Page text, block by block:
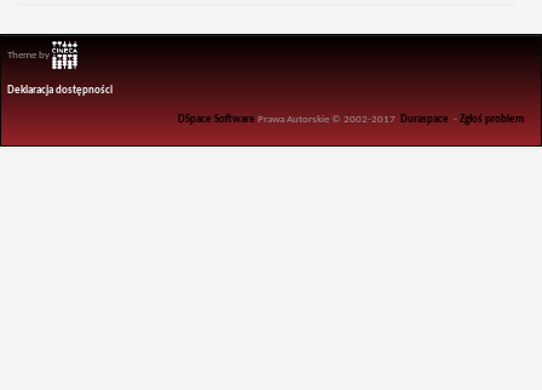
Theme by
Deklaracja dostępności
DSpace Software Prawa Autorskie © 2002-2017 Duraspace -Zgłoś problem